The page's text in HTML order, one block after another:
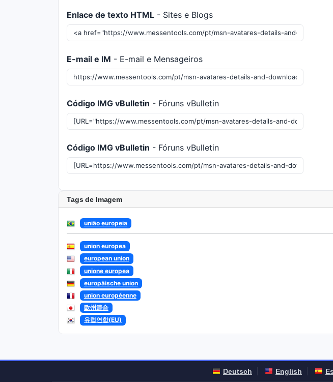
Enlace de texto HTML - Sites e Blogs
E-mail e IM - E-mail e Mensageiros
Código IMG vBulletin - Fóruns vBulletin
Código IMG vBulletin - Fóruns vBulletin
Tags de Imagem
união europeia
union europea
european union
unione europea
europäische union
union européenne
欧州連合
유럽연합(EU)
Deutsch English